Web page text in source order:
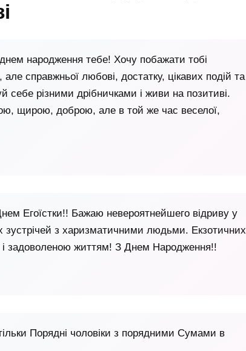
народження тебе! Хочу побажати тобі
справжньої любові, достатку, цікавих подій та
себе різними дрібничками і живи на позитиві.
щирою, доброю, але в той же час веселої,
Егоїстки!! Бажаю невероятнейшего відриву у
зустрічей з харизматичними людьми. Екзотичних
задоволеною життям! З Днем Народження!!
Порядні чоловіки з порядними Сумами в